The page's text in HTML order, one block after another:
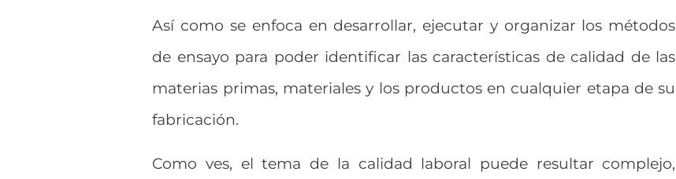
Así como se enfoca en desarrollar, ejecutar y organizar los métodos
de ensayo para poder identificar las características de calidad de las
materias primas, materiales y los productos en cualquier etapa de su
fabricación.
Como ves, el tema de la calidad laboral puede resultar complejo,